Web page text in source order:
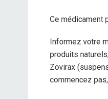
Ce médicament
Informez votre
produits
Zovirax
commencez